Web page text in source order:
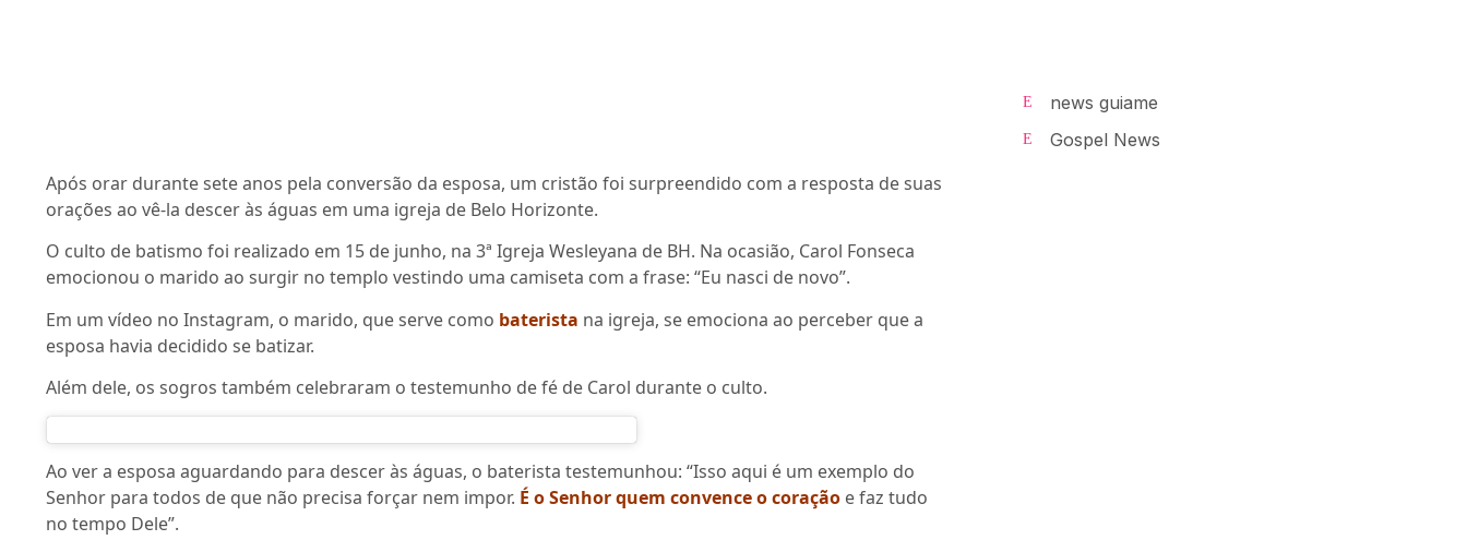
Após orar durante sete anos pela conversão da esposa, um cristão foi surpreendido com a resposta de suas
orações ao vê-la descer às águas em uma igreja de Belo Horizonte.
O culto de batismo foi realizado em 15 de junho, na 3ª Igreja Wesleyana de BH. Na ocasião, Carol Fonseca
emocionou o marido ao surgir no templo vestindo uma camiseta com a frase: “Eu nasci de novo”.
Em um vídeo no Instagram, o marido, que serve como baterista na igreja, se emociona ao perceber que a
esposa havia decidido se batizar.
Além dele, os sogros também celebraram o testemunho de fé de Carol durante o culto.
Ao ver a esposa aguardando para descer às águas, o baterista testemunhou: “Isso aqui é um exemplo do
Senhor para todos de que não precisa forçar nem impor. É o Senhor quem convence o coração e faz tudo
no tempo Dele”.
news guiame
Gospel News